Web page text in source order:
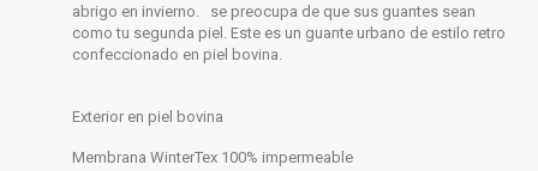
abrigo en invierno.
se preocupa de que sus guantes sean
como tu segunda piel. Este es un guante urbano de estilo retro
confeccionado en piel bovina.
Exterior en piel bovina
Membrana WinterTex 100% impermeable